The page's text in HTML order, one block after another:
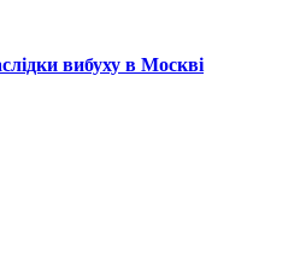
вибуху в Москві